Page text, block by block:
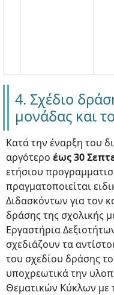
4. Σχέδιο
μονάδας και
Κατά την έναρξη του
αργότερο έως 30
ετήσιου
πραγματοποιείται
Διδασκόντων για τον
δράσης της σχολικής
Εργαστήρια
σχεδιάζουν τα
του σχεδίου δράσης
υποχρεωτικά την
Θεματικών Κύκλων με